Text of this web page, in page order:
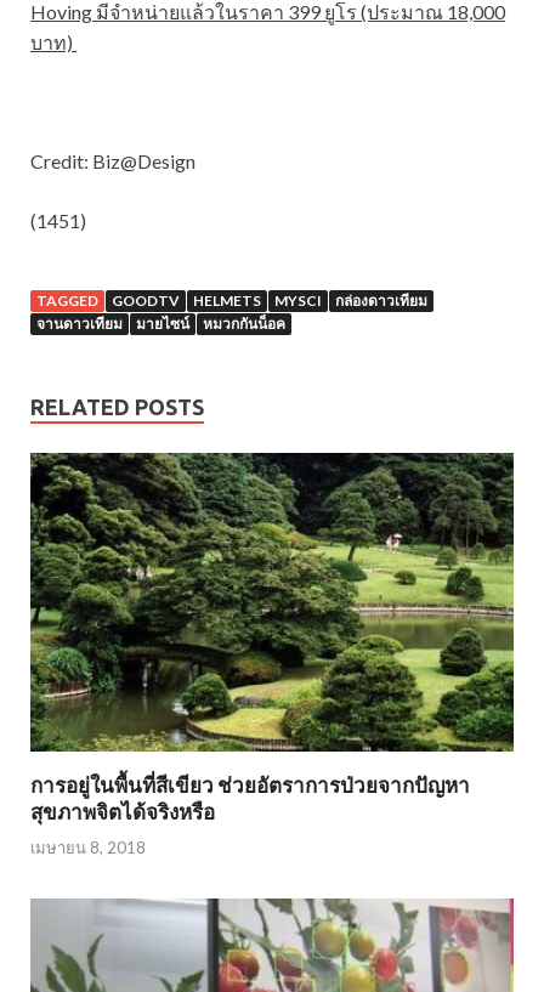
Hoving มีจำหน่ายแล้วในราคา 399 ยูโร (ประมาณ 18,000
บาท)
Credit: Biz@Design
(1451)
TAGGED GOODTV HELMETS MYSCI
กล่องดาวเทียม
จานดาวเทียม
มายไซน์ หมวกกันน็อค
RELATED POSTS
การอยู่ในพื้นที่สีเขียว ช่วยอัตราการป่วยจากปัญหา
สุขภาพจิตได้จริงหรือ
เมษายน 8, 2018